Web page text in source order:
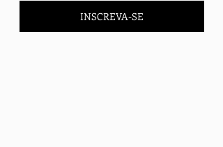
INSCREVA-SE